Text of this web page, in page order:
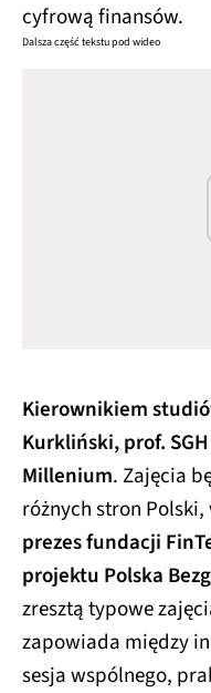
cyfrową finansów.
Dalsza część tekstu pod wideo
Kierownikiem
Kurkliński, prof.
Millenium. Zajęcia
różnych stron
prezes fundacji
projektu Polska
zresztą typowe
zapowiada między
sesja wspólnego,